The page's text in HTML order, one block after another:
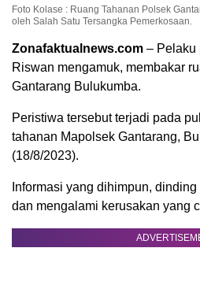
Foto Kolase : Ruang Tahanan Polsek
oleh Salah Satu Tersangka Pemerkosaan.
Zonafaktualnews.com – Pelaku
Riswan mengamuk, membakar
Gantarang Bulukumba.
Peristiwa tersebut terjadi pada
tahanan Mapolsek Gantarang,
(18/8/2023).
Informasi yang dihimpun,
dan mengalami kerusakan yang